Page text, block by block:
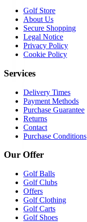
Golf Store
About Us
Secure Shopping
Legal Notice
Privacy Policy
Cookie Policy
Services
Delivery Times
Payment Methods
Purchase Guarantee
Returns
Contact
Purchase Conditions
Our Offer
Golf Balls
Golf Clubs
Offers
Golf Clothing
Golf Carts
Golf Shoes